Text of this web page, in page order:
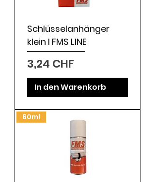
Schlüsselanhänger
klein I FMS LINE
Preis
3,24 CHF
In den Warenkorb
60ml